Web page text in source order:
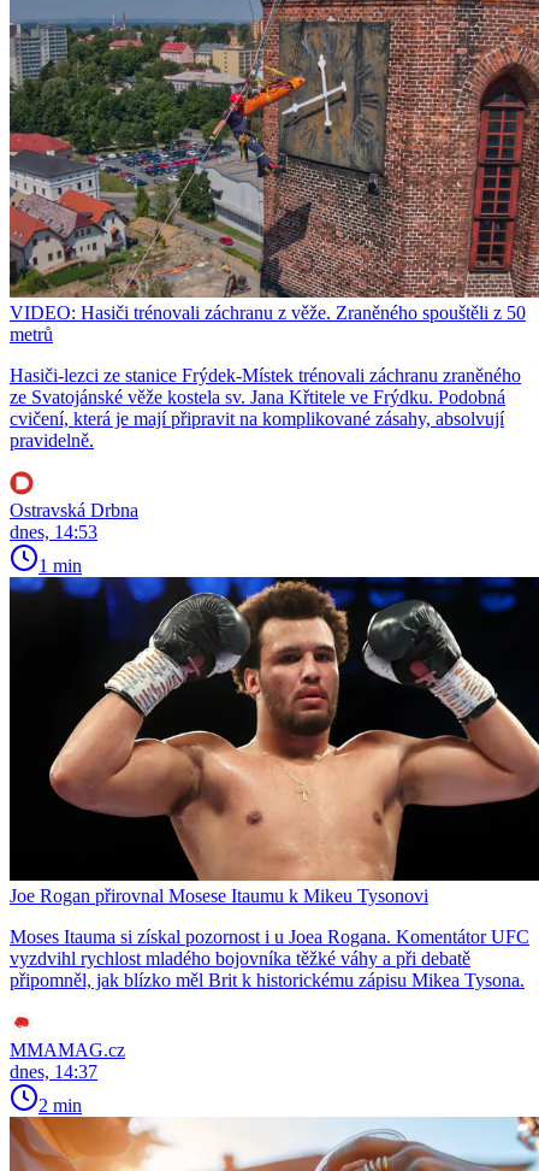
VIDEO: Hasiči trénovali záchranu z věže. Zraněného spouštěli z 50
metrů
Hasiči-lezci ze stanice Frýdek-Místek trénovali záchranu zraněného
ze Svatojánské věže kostela sv. Jana Křtitele ve Frýdku. Podobná
cvičení, která je mají připravit na komplikované zásahy, absolvují
pravidelně.
Ostravská Drbna
dnes, 14:53
1 min
Joe Rogan přirovnal Mosese Itaumu k Mikeu Tysonovi
Moses Itauma si získal pozornost i u Joea Rogana. Komentátor UFC
vyzdvihl rychlost mladého bojovníka těžké váhy a při debatě
připomněl, jak blízko měl Brit k historickému zápisu Mikea Tysona.
MMAMAG.cz
dnes, 14:37
2 min